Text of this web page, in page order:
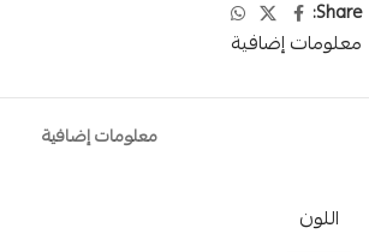
Share:
معلومات إضافية
معلومات إضافية
اللون